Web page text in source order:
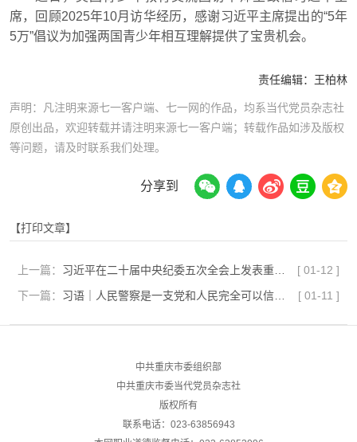
席，回顾2025年10月访华经历，感谢习近平主席提出的“5年
5万”倡议为加强两国青少年相互理解提供了宝贵机会。
责任编辑： 王柏林
声明：凡注明来源七一客户端、七一网的作品，均系当代党员杂志社
原创出品，欢迎转载并请注明来源七一客户端；转载作品如涉及版权
等问题，请及时联系我们处理。
分享到
【打印文章】
上一篇： [ 01-12 ]
下一篇：
[ 01-11 ]
中共重庆市委组织部
中共重庆市委当代党员杂志社
版权所有
联系电话：023-63856943